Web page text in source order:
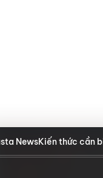
NewsKiến thức cần